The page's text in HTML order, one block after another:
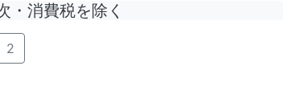
・消費税を除く
2